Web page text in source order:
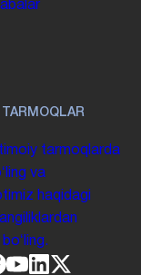
tarmoqlarda
va
haqidagi